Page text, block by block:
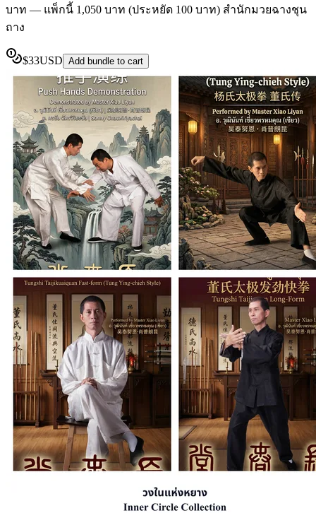
บาท — แพ็กนี้ 1,050 บาท (ประหยัด 100 บาท) สำนักมวยฉางชุน
ถาง
$33USD Add bundle to cart